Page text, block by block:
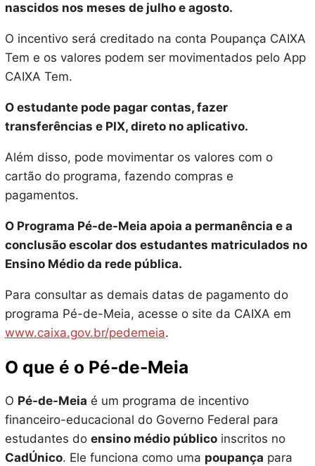
nascidos nos meses de julho e agosto.
O incentivo será creditado na conta Poupança CAIXA
Tem e os valores podem ser movimentados pelo App
CAIXA Tem.
O estudante pode pagar contas, fazer
transferências e PIX, direto no aplicativo.
Além disso, pode movimentar os valores com o
cartão do programa, fazendo compras e
pagamentos.
O Programa Pé-de-Meia apoia a permanência e a
conclusão escolar dos estudantes matriculados no
Ensino Médio da rede pública.
Para consultar as demais datas de pagamento do
programa Pé-de-Meia, acesse o site da CAIXA em
www.caixa.gov.br/pedemeia.
O que é o Pé-de-Meia
O Pé-de-Meia é um programa de incentivo
financeiro-educacional do Governo Federal para
estudantes do ensino médio públicoinscritos no
CadÚnico. Ele funciona como uma poupança para